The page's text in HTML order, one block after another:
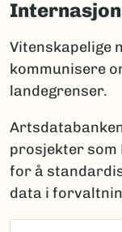
Vitenskapelige
kommunisere
landegrenser.
prosjekter som
for å
data i